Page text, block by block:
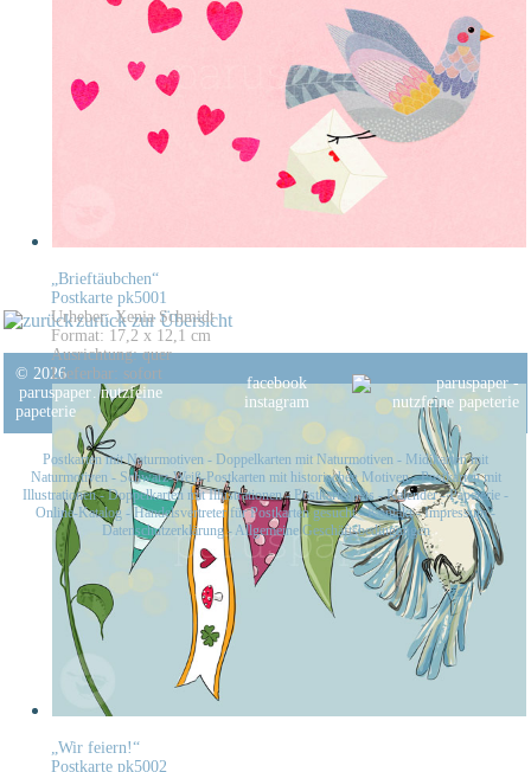
„Brieftäubchen“
Postkarte pk5001
Urheber: Xenia Schmidt
Format: 17,2 x 12,1 cm
Ausrichtung: quer
Lieferbar: sofort
„Wir feiern!“
Postkarte pk5002
zurück zur Übersicht
© 2026
paruspaper. nutzfeine
papeterie
facebook
instagram
Postkarten mit Naturmotiven - Doppelkarten mit Naturmotiven - Midikarten mit
Naturmotiven - Schwarz-Weiß-Postkarten mit historischen Motiven-Postkarten mit
Illustrationen-Doppelkarten mit Illustrationen-Postkartensets-Kalender-Papeterie -
Online-Katalog -Handelsvertreter für Postkarten gesucht-Kontakt-Impressum-
Datenschutzerklärung- Allgemeine Geschäftsbedingungen